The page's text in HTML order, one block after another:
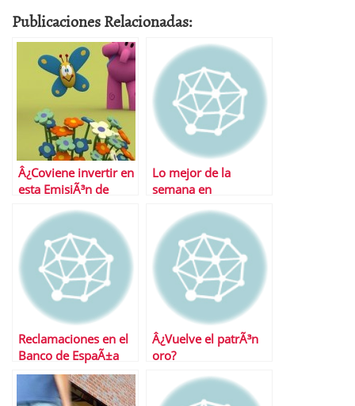
Publicaciones Relacionadas:
Â¿Coviene invertir en
esta EmisiÃ³n de
Zinkia?
Lo mejor de la
semana en
Reclamaciones en el
Banco de EspaÃ±a
Â¿Vuelve el patrÃ³n
oro?